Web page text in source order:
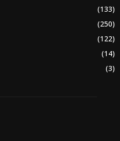
(133)
(250)
(122)
(14)
(3)